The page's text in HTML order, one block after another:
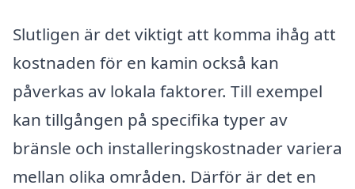
Slutligen är det viktigt att komma ihåg att
kostnaden för en kamin också kan
påverkas av lokala faktorer. Till exempel
kan tillgången på specifika typer av
bränsle och installeringskostnader variera
mellan olika områden. Därför är det en